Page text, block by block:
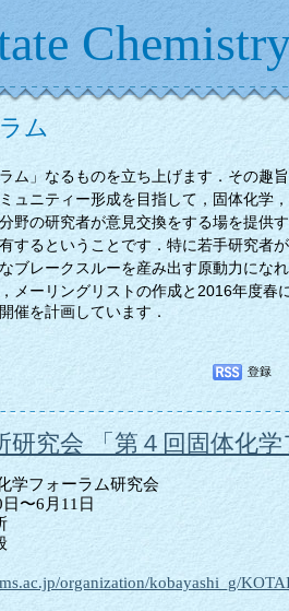
ム
研究会 「第４回固体化
学フォーラム研究会
〜6月11日
organization/kobayashi_g/
ム」なるものを立ち上げます．その趣
ュニティー形成を目指して，固体化学
野の研究者が意見交換をする場を提供
するということです．特に若手研究者
ブレークスルーを産み出す原動力にな
メーリングリストの作成と 2016年度春
催を計画しています．